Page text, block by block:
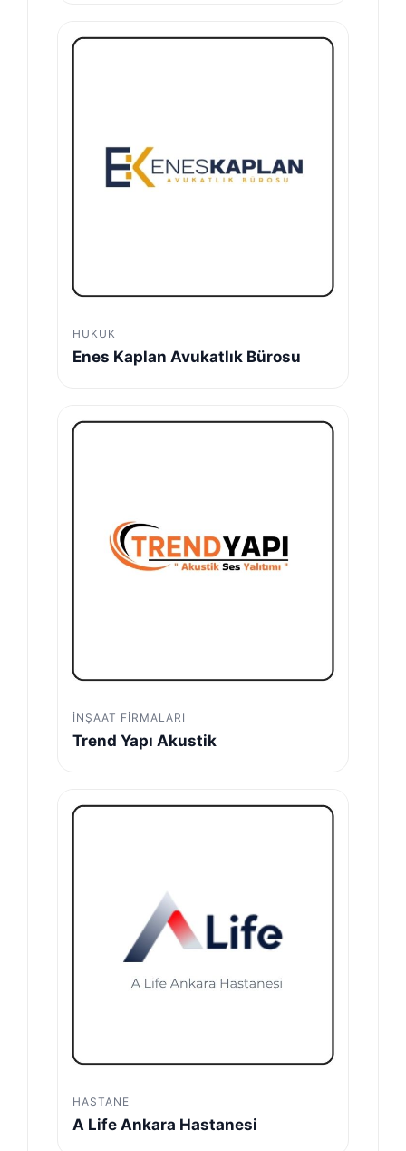
HUKUK
Enes Kaplan Avukatlık Bürosu
İNŞAAT FIRMALARI
Trend Yapı Akustik
HASTANE
A Life Ankara Hastanesi